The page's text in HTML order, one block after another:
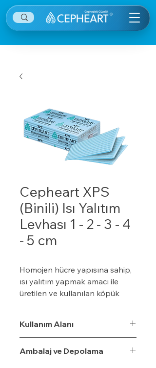
Cepheart XPS
(Binili) Isı Yalıtım
Levhası 1 - 2 - 3 - 4
- 5 cm
Homojen hücre yapısına sahip,
ısı yalıtım yapmak amacı ile
üretilen ve kullanılan köpük
yalıtım, temellerde ve perde
duvarlarda membran koruyucu,
çatılarda ısı yalıtım amacı ile
Kullanım Alanı
Ambalaj ve Depolama